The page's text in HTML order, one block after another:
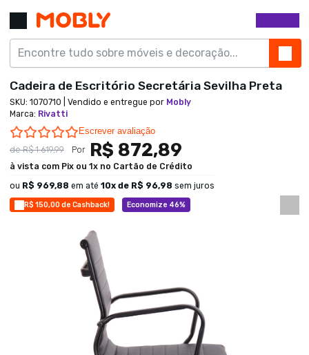
R$ 150,00 de Cashback! Economize 46%
Cadeira de Escritório Secretária Sevilha Preta
SKU: 1070710 | Vendido e entregue por Mobly
Marca: Rivatti
0.0 star rating
Escrever avaliação
deR$ 1.619,99 Por R$ 872,89
à vista com Pix ou 1x no Cartão de Crédito
ou R$ 969,88 em até 10x de R$ 96,98 sem juros